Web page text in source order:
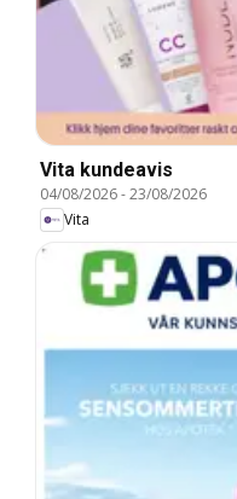
Vita kundeavis
04/08/2026-23/08/2026
Vita